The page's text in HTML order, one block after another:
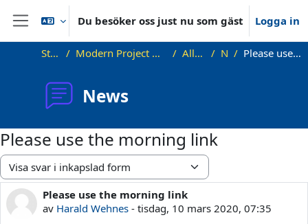
Gå direkt till huvudinnehåll
Sidopanel
Du besöker oss just nu som gäst Logga in
Startsida Modern Project Management in ICT, HUST Allgemeines News Please use the morning link
News
Please use the morning link
Visningsläge
Please use the morning link
av Harald Wehnes - tisdag, 10 mars 2020, 07:35
Antal svar: 0